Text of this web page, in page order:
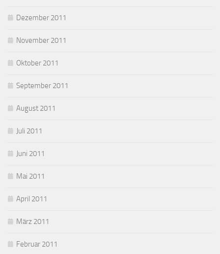
Dezember 2011
November 2011
Oktober 2011
September 2011
August 2011
Juli 2011
Juni 2011
Mai 2011
April 2011
März 2011
Februar 2011